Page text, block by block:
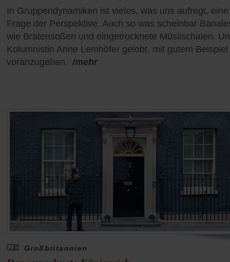
In Gruppendynamiken ist vieles, was uns aufregt, eine
Frage der Perspektive. Auch so was scheinbar
wie Bratensoßen und eingetrocknete Müslischalen.
Kolumnistin Anne Lemhöfer gelobt, mit gutem Beispiel
voranzugehen. /mehr
Großbritannien